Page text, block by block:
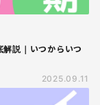
説｜いつからいつ
2025.09.11